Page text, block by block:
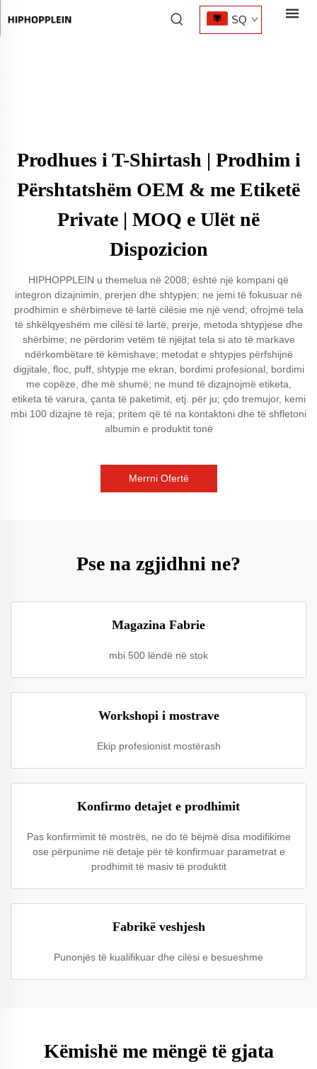
SQ
Prodhues i T-Shirtash | Prodhim i
Përshtatshëm OEM & me Etiketë
Private | MOQ e Ulët në
Dispozicion
HIPHOPPLEIN u themelua në 2008; është një kompani që
integron dizajnimin, prerjen dhe shtypjen; ne jemi të fokusuar në
prodhimin e shërbimeve të lartë cilësie me një vend; ofrojmë tela
të shkëlqyeshëm me cilësi të lartë, prerje, metoda shtypjese dhe
shërbime; ne përdorim vetëm të njëjtat tela si ato të markave
ndërkombëtare të këmishave; metodat e shtypjes përfshijnë
digjitale, floc, puff, shtypje me ekran, bordimi profesional, bordimi
me copëze, dhe më shumë; ne mund të dizajnojmë etiketa,
etiketa të varura, çanta të paketimit, etj. për ju; çdo tremujor, kemi
mbi 100 dizajne të reja; pritem që të na kontaktoni dhe të shfletoni
albumin e produktit tonë
Merrni Ofertë
Pse na zgjidhni ne?
Magazina Fabrie
mbi 500 lëndë në stok
Workshopi i mostrave
Ekip profesionist mostërash
Konfirmo detajet e prodhimit
Pas konfirmimit të mostrës, ne do të bëjmë disa modifikime
ose përpunime në detaje për të konfirmuar parametrat e
prodhimit të masiv të produktit
Fabrikë veshjesh
Punonjës të kualifikuar dhe cilësi e besueshme
Këmishë me mëngë të gjata